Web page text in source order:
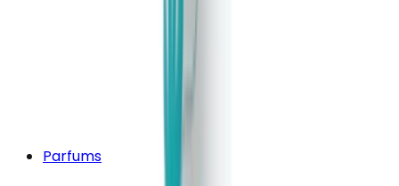
Parfums